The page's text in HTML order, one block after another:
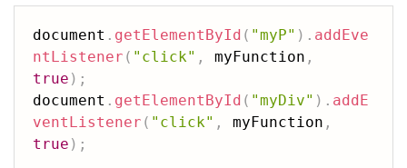
document . getElementById ( "myP" ) . addEve
ntListener ( "click" , myFunction ,
true ) ;
document . getElementById ( "myDiv" ) . addE
ventListener ( "click" , myFunction ,
true ) ;